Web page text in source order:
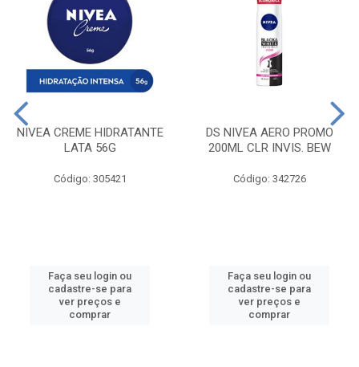
NIVEA CREME HIDRATANTE
LATA 56G
Código: 305421
Faça seu login ou
cadastre-se para
ver preços e
comprar
DS NIVEA AERO PROMO
200ML CLR INVIS. BEW
Código: 342726
Faça seu login ou
cadastre-se para
ver preços e
comprar